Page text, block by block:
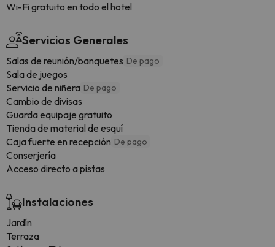
Wi-Fi gratuito en todo el hotel
Servicios Generales
Salas de reunión/banquetes De pago
Sala de juegos
Servicio de niñera De pago
Cambio de divisas
Guarda equipaje gratuito
Tienda de material de esquí
Caja fuerte en recepción De pago
Conserjería
Acceso directo a pistas
Instalaciones
Jardín
Terraza